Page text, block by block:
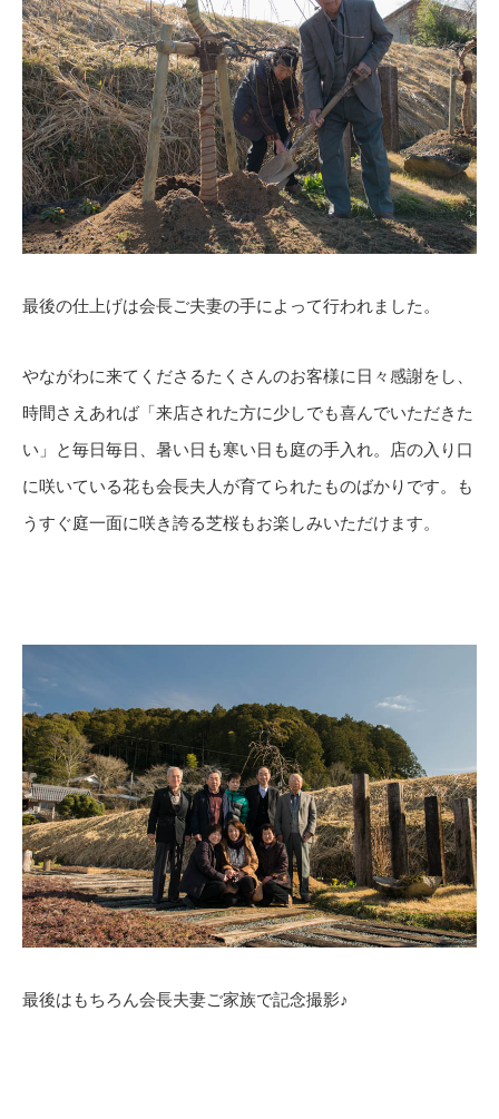
最後の仕上げは会長ご夫妻の手によって行われました。
やながわに来てくださるたくさんのお客様に日々感謝をし、
時間さえあれば「来店された方に少しでも喜んでいただきた
い」と毎日毎日、暑い日も寒い日も庭の手入れ。店の入り口
に咲いている花も会長夫人が育てられたものばかりです。も
うすぐ庭一面に咲き誇る芝桜もお楽しみいただけます。
最後はもちろん会長夫妻ご家族で記念撮影♪